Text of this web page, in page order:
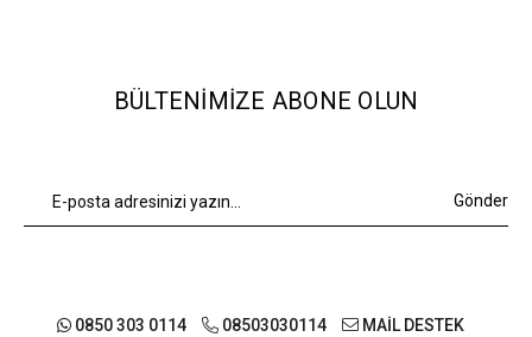
BÜLTENIMIZE ABONE OLUN
Gönder
0850 303 0114 08503030114 MAİL DESTEK